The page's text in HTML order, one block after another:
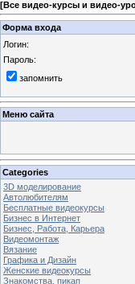
[Все видео-курсы и видео-
Форма входа
Логин:
Пароль:
запомнить
Меню сайта
Categories
3D моделирование
Автолюбителям
Бесплатные видеокурсы
Бизнес в Интернет
Бизнес, Работа, Карьера
Видеомонтаж
Вязание
Графика и Дизайн
Женские видеокурсы
Знакомства, пикап